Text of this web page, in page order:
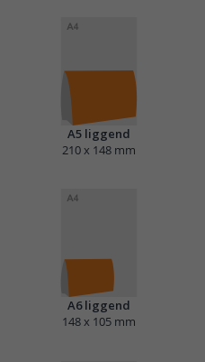
A5 liggend
210 x 148 mm
A6 liggend
148 x 105 mm